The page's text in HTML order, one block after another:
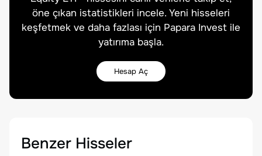
öne çıkan istatistikleri incele. Yeni hisseleri
keşfetmek ve daha fazlası için Papara Invest ile
yatırıma başla.
Hesap Aç
Benzer Hisseler